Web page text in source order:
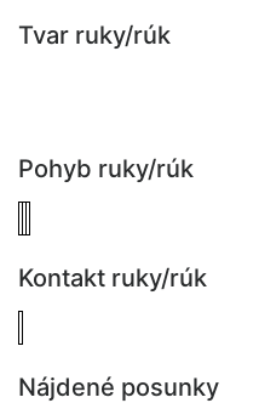
Tvar ruky/rúk
Pohyb ruky/rúk
Kontakt ruky/rúk
Nájdené posunky